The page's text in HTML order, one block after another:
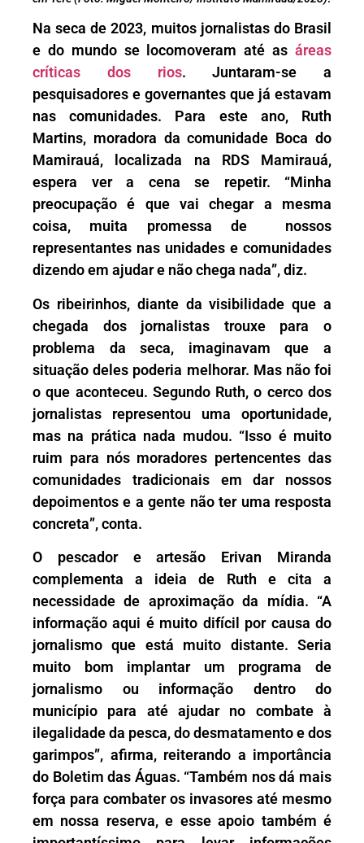
Na seca de 2023, muitos jornalistas do Brasil
e do mundo se locomoveram até as áreas
críticas dos rios. Juntaram-se a
pesquisadores e governantes que já estavam
nas comunidades. Para este ano, Ruth
Martins, moradora da comunidade Boca do
Mamirauá, localizada na RDS Mamirauá,
espera ver a cena se repetir. “Minha
preocupação é que vai chegar a mesma
coisa, muita promessa de nossos
representantes nas unidades e comunidades
dizendo em ajudar e não chega nada”, diz.
Os ribeirinhos, diante da visibilidade que a
chegada dos jornalistas trouxe para o
problema da seca, imaginavam que a
situação deles poderia melhorar. Mas não foi
o que aconteceu. Segundo Ruth, o cerco dos
jornalistas representou uma oportunidade,
mas na prática nada mudou. “Isso é muito
ruim para nós moradores pertencentes das
comunidades tradicionais em dar nossos
depoimentos e a gente não ter uma resposta
concreta”, conta.
O pescador e artesão Erivan Miranda
complementa a ideia de Ruth e cita a
necessidade de aproximação da mídia. “A
informação aqui é muito difícil por causa do
jornalismo que está muito distante. Seria
muito bom implantar um programa de
jornalismo ou informação dentro do
município para até ajudar no combate à
ilegalidade da pesca, do desmatamento e dos
garimpos”, afirma, reiterando a importância
do Boletim das Águas. “Também nos dá mais
força para combater os invasores até mesmo
em nossa reserva, e esse apoio também é